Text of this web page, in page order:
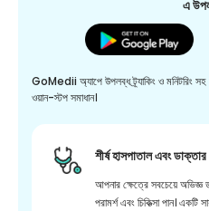
এ
GoMedii অ্যাপে উপলব্ধ ট্র্যাকিং ও মনিটরিং সহ
ওয়ান-স্টপ সমাধান।
শীর্ষ হাসপাতাল এবং ডাক্তার
আপনার ক্ষেত্রে সবচেয়ে অভিজ্ঞ
পরামর্শ এবং চিকিত্সা পান। একটি